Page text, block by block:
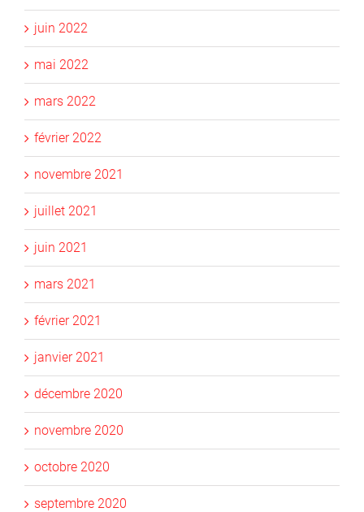
juin 2022
mai 2022
mars 2022
février 2022
novembre 2021
juillet 2021
juin 2021
mars 2021
février 2021
janvier 2021
décembre 2020
novembre 2020
octobre 2020
septembre 2020